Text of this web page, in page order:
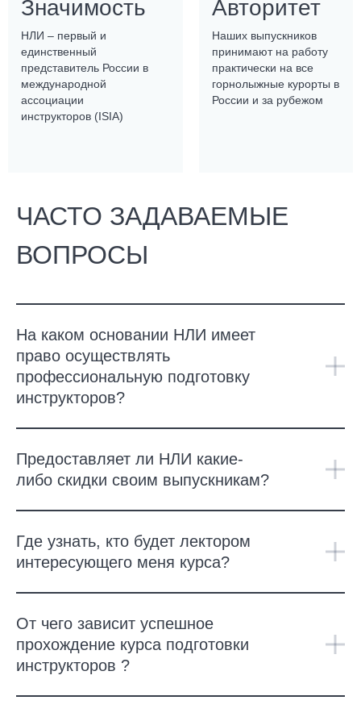
Значимость
НЛИ – первый и
единственный
представитель России в
международной
ассоциации
инструкторов (ISIA)
Авторитет
Наших выпускников
принимают на работу
практически на все
горнолыжные курорты в
России и за рубежом
ЧАСТО ЗАДАВАЕМЫЕ
ВОПРОСЫ
На каком основании НЛИ имеет
право осуществлять
профессиональную подготовку
инструкторов?
Предоставляет ли НЛИ какие-
либо скидки своим выпускникам?
Где узнать, кто будет лектором
интересующего меня курса?
От чего зависит успешное
прохождение курса подготовки
инструкторов ?